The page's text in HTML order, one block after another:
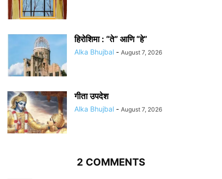
हिरोशिमा : “ते” आणि “हे”
Alka Bhujbal - August 7, 2026
गीता उपदेश
Alka Bhujbal - August 7, 2026
2 COMMENTS